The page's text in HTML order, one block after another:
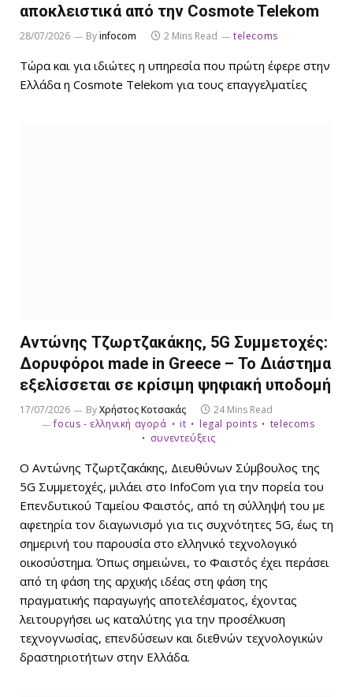
αποκλειστικά από την Cosmote Telekom
28/07/2026 Byinfocom 2 Mins Read telecoms
Τώρα και για ιδιώτες η υπηρεσία που πρώτη έφερε στην
Ελλάδα η Cosmote Telekom για τους επαγγελματίες
Αντώνης Τζωρτζακάκης, 5G Συμμετοχές:
Δορυφόροι made in Greece – Το Διάστημα
εξελίσσεται σε κρίσιμη ψηφιακή υποδομή
17/07/2026 ByΧρήστος Κοτσακάς
24 Mins Read
focus - ελληνική αγορά
it legal points
telecoms
συνεντεύξεις
Ο Αντώνης Τζωρτζακάκης, Διευθύνων Σύμβουλος της
5G Συμμετοχές, μιλάει στο InfoCom για την πορεία του
Επενδυτικού Ταμείου Φαιστός, από τη σύλληψή του με
αφετηρία τον διαγωνισμό για τις συχνότητες 5G, έως τη
σημερινή του παρουσία στο ελληνικό τεχνολογικό
οικοσύστημα. Όπως σημειώνει, το Φαιστός έχει περάσει
από τη φάση της αρχικής ιδέας στη φάση της
πραγματικής παραγωγής αποτελέσματος, έχοντας
λειτουργήσει ως καταλύτης για την προσέλκυση
τεχνογνωσίας, επενδύσεων και διεθνών τεχνολογικών
δραστηριοτήτων στην Ελλάδα.